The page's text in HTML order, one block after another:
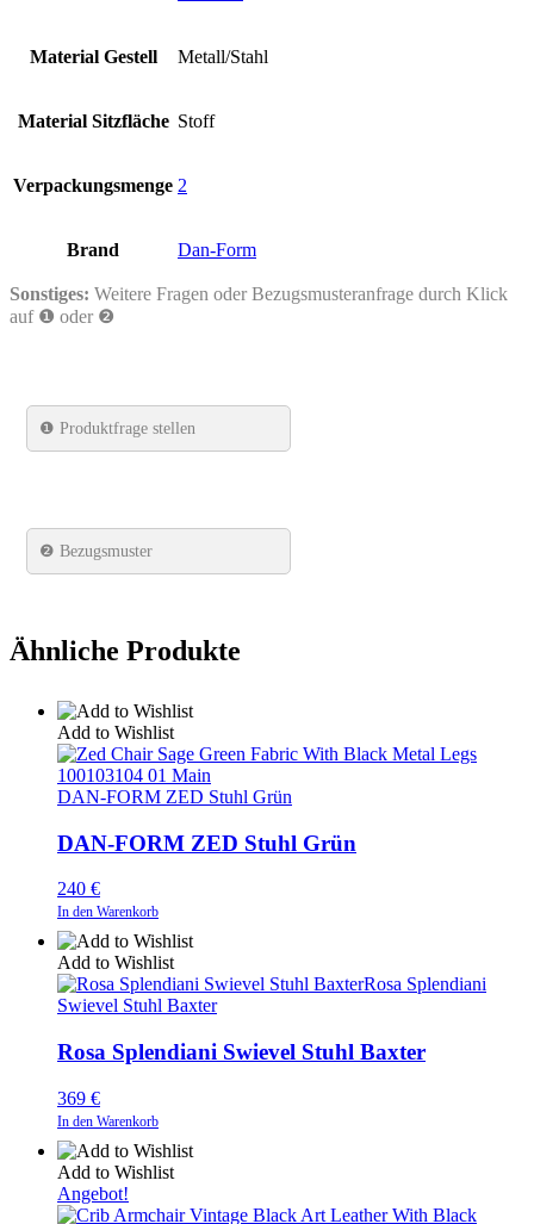
Material Gestell Metall/Stahl
Material Sitzfläche Stoff
Verpackungsmenge 2
Brand Dan-Form
Sonstiges: Weitere Fragen oder Bezugsmusteranfrage durch Klick
auf ❶ oder ❷
❶ Produktfrage stellen
❷ Bezugsmuster
Ähnliche Produkte
Add to Wishlist
DAN-FORM ZED Stuhl Grün
DAN-FORM ZED Stuhl Grün
240 €
In den Warenkorb
Add to Wishlist
Rosa Splendiani
Swievel Stuhl Baxter
Rosa Splendiani Swievel Stuhl Baxter
369 €
In den Warenkorb
Add to Wishlist
Angebot!